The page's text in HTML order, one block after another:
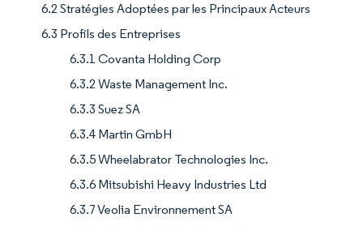
6.2 Stratégies Adoptées par les Principaux Acteurs
6.3 Profils des Entreprises
6.3.1 Covanta Holding Corp
6.3.2 Waste Management Inc.
6.3.3 Suez SA
6.3.4 Martin GmbH
6.3.5 Wheelabrator Technologies Inc.
6.3.6 Mitsubishi Heavy Industries Ltd
6.3.7 Veolia Environnement SA